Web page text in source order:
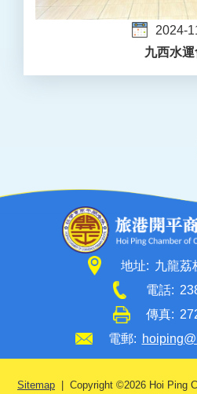
2024-
九西水運
地址: 九龍荔
電話:
傳真:
電郵:
Sitemap | Copyright ©2026 Hoi Ping